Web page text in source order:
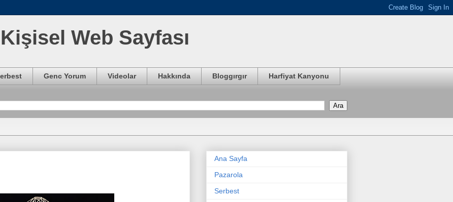
Web Sayfası
Genc Yorum Videolar Hakkında Bloggırgır Harfiyat Kanyonu
Ana Sayfa
Pazarola
Serbest